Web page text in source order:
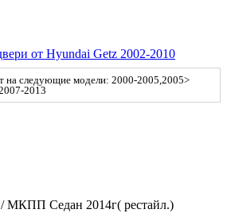
от Hyundai Getz 2002-2010
на следующие модели: 2000-2005,2005>
2013
/ МКПП Седан 2014г( рестайл.)